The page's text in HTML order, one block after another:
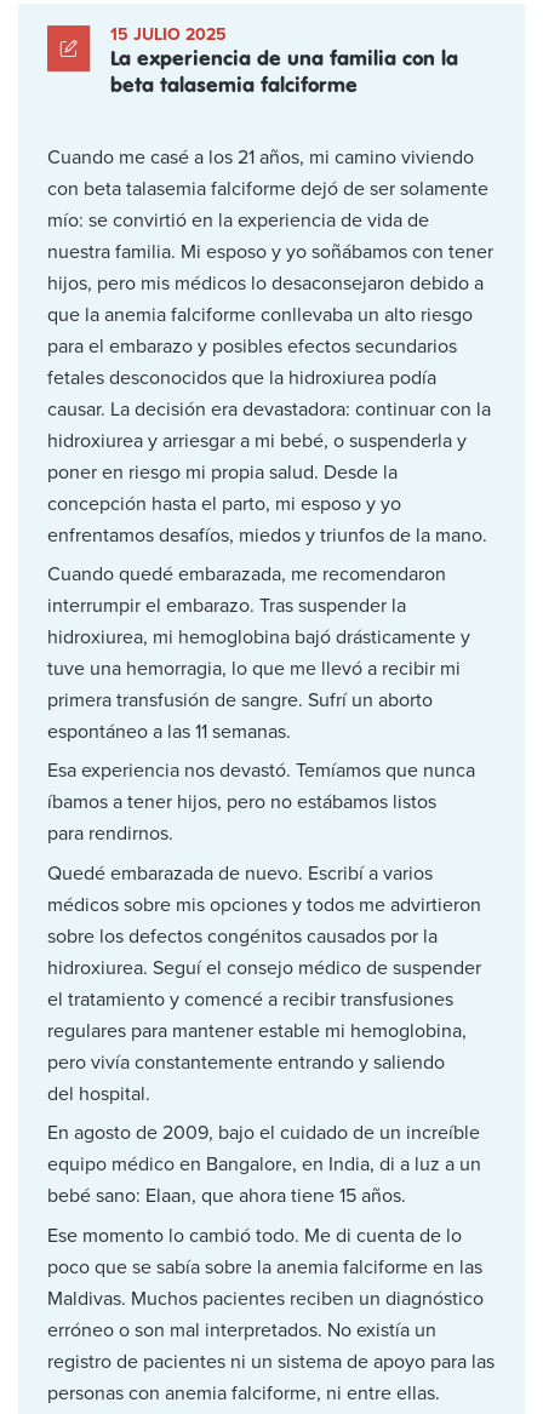
15 JULIO 2025
La experiencia de una familia con la
beta talasemia falciforme
Cuando me casé a los 21 años, mi camino viviendo
con beta talasemia falciforme dejó de ser solamente
mío: se convirtió en la experiencia de vida de
nuestra familia. Mi esposo y yo soñábamos con tener
hijos, pero mis médicos lo desaconsejaron debido a
que la anemia falciforme conllevaba un alto riesgo
para el embarazo y posibles efectos secundarios
fetales desconocidos que la hidroxiurea podía
causar. La decisión era devastadora: continuar con la
hidroxiurea y arriesgar a mi bebé, o suspenderla y
poner en riesgo mi propia salud. Desde la
concepción hasta el parto, mi esposo y yo
enfrentamos desafíos, miedos y triunfos de la mano.
Cuando quedé embarazada, me recomendaron
interrumpir el embarazo. Tras suspender la
hidroxiurea, mi hemoglobina bajó drásticamente y
tuve una hemorragia, lo que me llevó a recibir mi
primera transfusión de sangre. Sufrí un aborto
espontáneo a las 11 semanas.
Esa experiencia nos devastó. Temíamos que nunca
íbamos a tener hijos, pero no estábamos listos
para rendirnos.
Quedé embarazada de nuevo. Escribí a varios
médicos sobre mis opciones y todos me advirtieron
sobre los defectos congénitos causados por la
hidroxiurea. Seguí el consejo médico de suspender
el tratamiento y comencé a recibir transfusiones
regulares para mantener estable mi hemoglobina,
pero vivía constantemente entrando y saliendo
del hospital.
En agosto de 2009, bajo el cuidado de un increíble
equipo médico en Bangalore, en India, di a luz a un
bebé sano: Elaan, que ahora tiene 15 años.
Ese momento lo cambió todo. Me di cuenta de lo
poco que se sabía sobre la anemia falciforme en las
Maldivas. Muchos pacientes reciben un diagnóstico
erróneo o son mal interpretados. No existía un
registro de pacientes ni un sistema de apoyo para las
personas con anemia falciforme, ni entre ellas.